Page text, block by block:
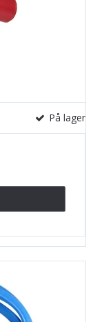
På lager